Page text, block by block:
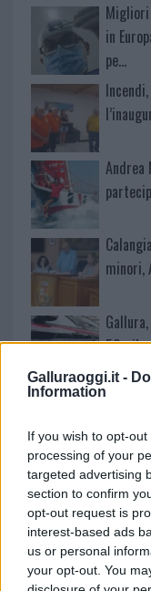
Galluraoggi.it -
Information
If you wish to opt-
processing of your
targeted advertising
section to confirm
opt-out request is
interest-based ads
us or personal
your opt-out. You
in
pe…
Andrea
minori,
50mila
Meteo
Test
fine